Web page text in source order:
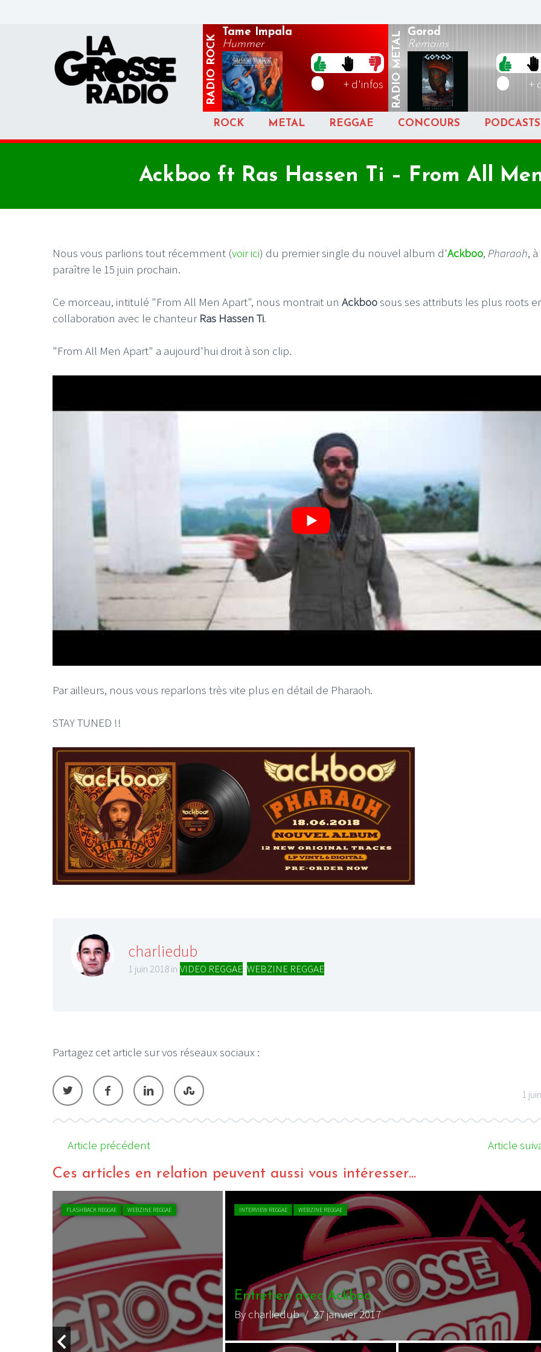
RADIO
ROCK
Tame Impala
Hummer
+ d'infos RADIO
METAL Gorod
Remains
+
ROCK METAL REGGAE CONCOURS PODCASTS
Ackboo ft Ras Hassen Ti – From All
Nous vous parlions tout récemment (voir ici) du premier single du nouvel album d'Ackboo, Pharaoh, à
paraître le 15 juin prochain.
Ce morceau, intitulé "From All Men Apart", nous montrait un Ackboosous ses attributs les plus roots
collaboration avec le chanteur Ras Hassen Ti.
"From All Men Apart" a aujourd'hui droit à son clip.
Par ailleurs, nous vous reparlons très vite plus en détail de Pharaoh.
STAY TUNED !!
charliedub
1 juin 2018 in VIDEO REGGAE WEBZINE REGGAE
Partagez cet article sur vos réseaux sociaux :
1
Article précédent Article
Ces articles en relation peuvent aussi vous intéresser...
CHRONIQUE REGGAE WEBZINE REGGAE VIDEO REGGAE WEBZINE REGGAE
Ackboo – Cyann Stop The Rastaman ft. S’Kaya
By zopelartisto/ 20 mars 2016
Christmas Riffifi 2025 !!!